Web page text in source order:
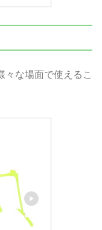
々な場面で使えるこ